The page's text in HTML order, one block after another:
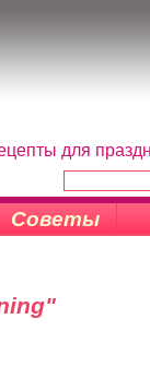
для
Советы